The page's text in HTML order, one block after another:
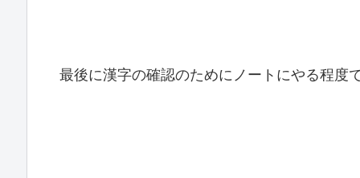
最後に漢字の確認のためにノートにやる程度